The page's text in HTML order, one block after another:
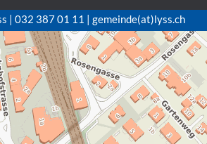
| 032 387 01 11 | gemeinde(at)lyss.ch